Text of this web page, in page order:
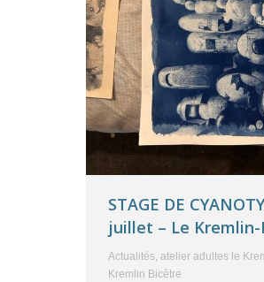
STAGE DE
juillet – Le
Actualités atelier adultes le
Kremlin Bicêtre